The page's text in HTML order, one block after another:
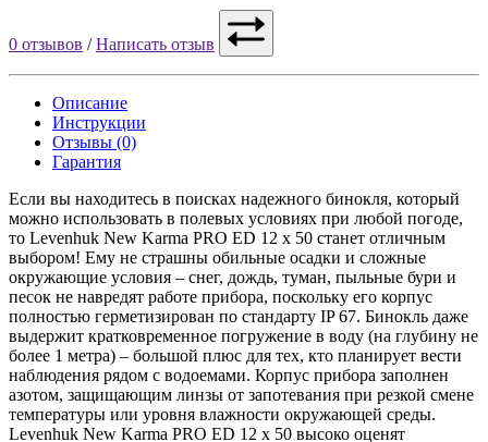
0 отзывов /Написать отзыв
Описание
Инструкции
Отзывы (0)
Гарантия
Если вы находитесь в поисках надежного бинокля, который
можно использовать в полевых условиях при любой погоде,
то Levenhuk New Karma PRO ED 12 x 50 станет отличным
выбором! Ему не страшны обильные осадки и сложные
окружающие условия – снег, дождь, туман, пыльные бури и
песок не навредят работе прибора, поскольку его корпус
полностью герметизирован по стандарту IP 67. Бинокль даже
выдержит кратковременное погружение в воду (на глубину не
более 1 метра) – большой плюс для тех, кто планирует вести
наблюдения рядом с водоемами. Корпус прибора заполнен
азотом, защищающим линзы от запотевания при резкой смене
температуры или уровня влажности окружающей среды.
Levenhuk New Karma PRO ED 12 x 50 высоко оценят